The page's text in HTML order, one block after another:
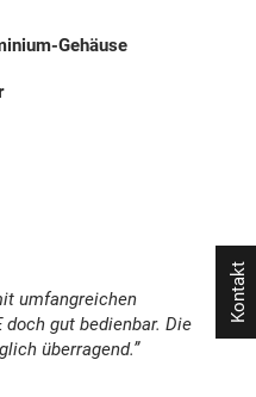
Gehäuse
umfangreichen
doch gut bedienbar. Die
überragend.”
Kontakt